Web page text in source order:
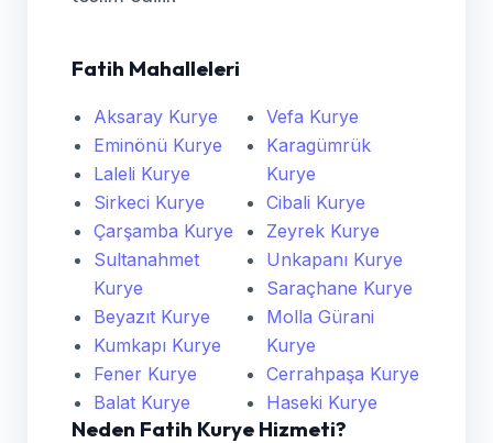
Fatih Mahalleleri
Aksaray Kurye
Eminönü Kurye
Laleli Kurye
Sirkeci Kurye
Çarşamba Kurye
Sultanahmet
Kurye
Beyazıt Kurye
Kumkapı Kurye
Fener Kurye
Balat Kurye
Vefa Kurye
Karagümrük
Kurye
Cibali Kurye
Zeyrek Kurye
Unkapanı Kurye
Saraçhane Kurye
Molla Gürani
Kurye
Cerrahpaşa Kurye
Haseki Kurye
Neden Fatih Kurye Hizmeti?